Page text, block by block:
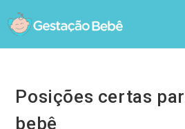
to
content
Posições certas
bebê